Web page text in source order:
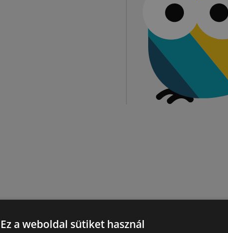
Ez a weboldal sütiket használ